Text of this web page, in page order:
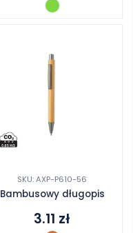
SKU: AXP-P610-56
Bambusowy długopis
3.11 zł